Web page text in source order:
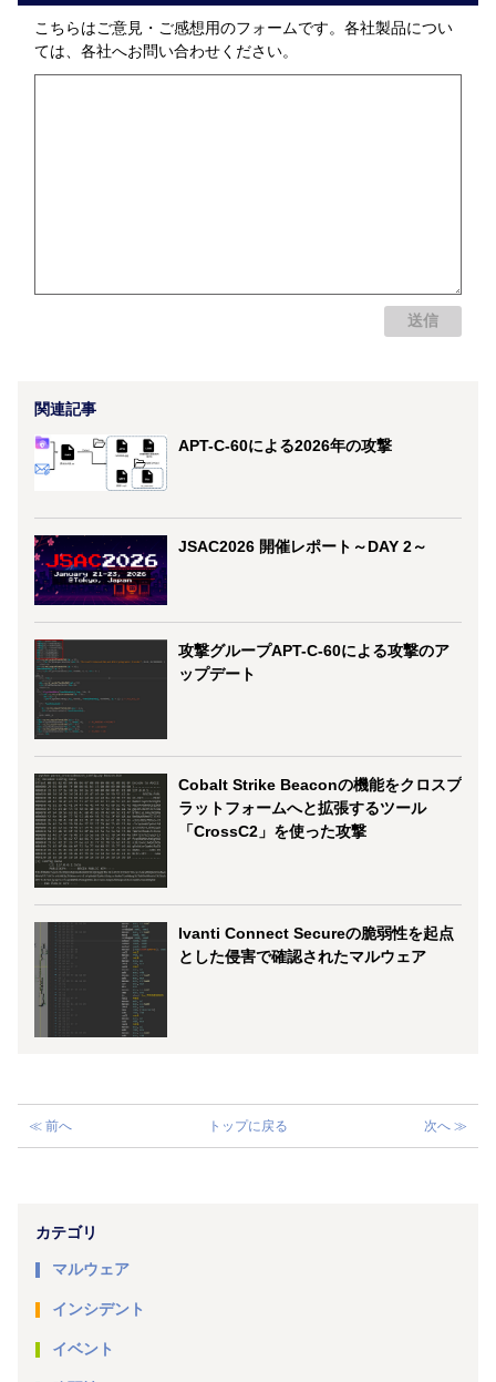
こちらはご意見・ご感想用のフォームです。各社製品につい
ては、各社へお問い合わせください。
関連記事
APT-C-60による2026年の攻撃
JSAC2026 開催レポート～DAY 2～
攻撃グループAPT-C-60による攻撃のア
ップデート
Cobalt Strike Beaconの機能をクロスプ
ラットフォームへと拡張するツール
「CrossC2」を使った攻撃
Ivanti Connect Secureの脆弱性を起点
とした侵害で確認されたマルウェア
≪ 前へ トップに戻る 次へ ≫
カテゴリ
マルウェア
インシデント
イベント